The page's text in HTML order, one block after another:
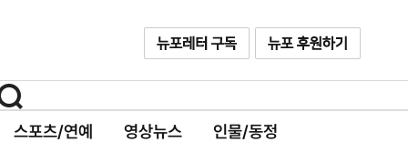
스포츠/연예 영상뉴스 인물/동정